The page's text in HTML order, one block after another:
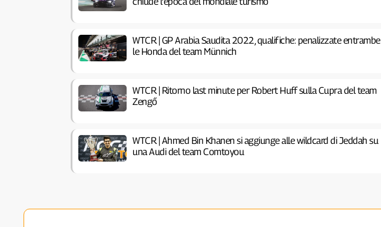
WTCR | GP Arabia Saudita 2022, qualifiche: penalizzate entrambe
le Honda del team Münnich
WTCR | Ritorno last minute per Robert Huff sulla Cupra del team
Zengő
WTCR | Ahmed Bin Khanen si aggiunge alle wildcard di Jeddah su
una Audi del team Comtoyou